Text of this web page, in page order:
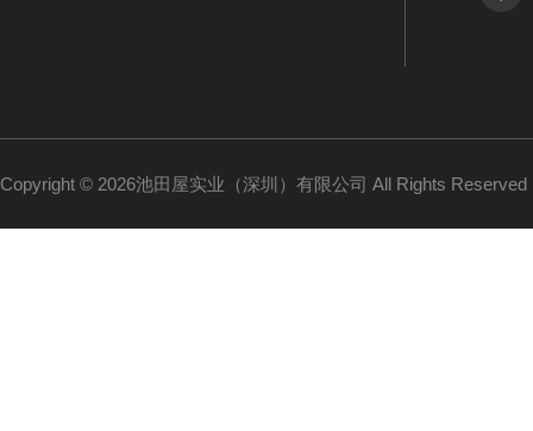
Copyright © 2026池田屋实业（深圳）有限公司 All Rights